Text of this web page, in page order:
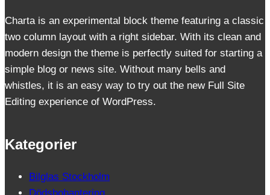
Charta is an experimental block theme featuring a classic
two column layout with a right sidebar. With its clean and
modern design the theme is perfectly suited for starting a
simple blog or news site. Without many bells and
whistles, it is an easy way to try out the new Full Site
Editing experience of WordPress.
Kategorier
Bilglas Stockholm